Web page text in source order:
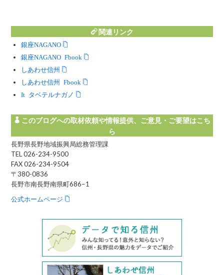
関連リンク
銀座NAGANO
銀座NAGANO Facebook
しあわせ信州
しあわせ信州 Facebook
Instagram タベテルナガノ
このブログへの取材依頼や情報提供、ご意見・ご要望はこち
ら
長野県長野地域振興局総務管理課
TEL 026-234-9500
FAX 026-234-9504
〒380-0836
長野市南長野南県町686−1
公式ホームページ